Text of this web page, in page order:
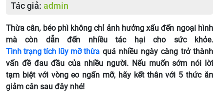
Tác giả: admin
Thừa cân, béo phì không chỉ ảnh hưởng xấu đến ngoại hình
mà còn dẫn đến nhiều tác hại cho sức khỏe.
Tình trạng tích lũy mỡ thừa quá nhiều ngày càng trở thành
vấn đề đau đầu của nhiều người. Nếu muốn sớm nói lời
tạm biệt với vòng eo ngấn mỡ, hãy kết thân với 5 thức ăn
giảm cân sau đây nhé!